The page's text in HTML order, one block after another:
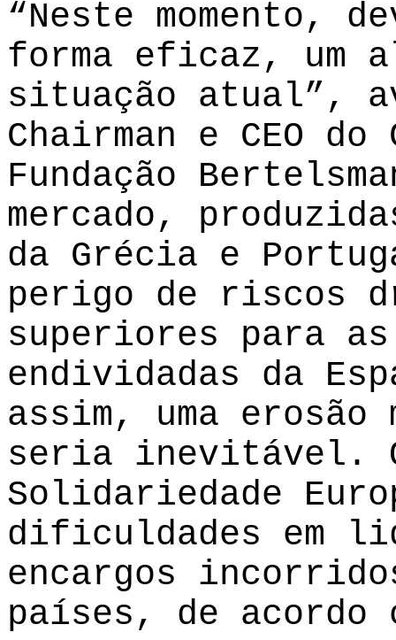
“Neste momento,
forma eficaz, um
situação atual”,
Chairman e CEO
Fundação
mercado,
da Grécia e
perigo de riscos
superiores para
endividadas da
assim, uma erosão
seria inevitável.
Solidariedade
dificuldades em
encargos
países, de acordo